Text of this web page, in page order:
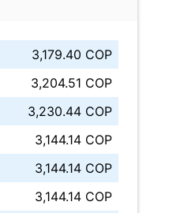
3,179.40 COP
3,204.51 COP
3,230.44 COP
3,144.14 COP
3,144.14 COP
3,144.14 COP